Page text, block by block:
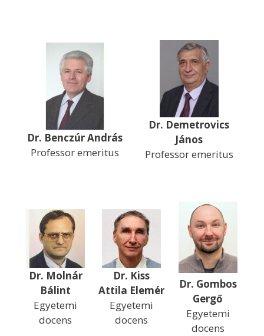
Dr. Benczúr András
Professor emeritus
Dr. Demetrovics
János
Professor emeritus
Dr. Molnár
Bálint
Egyetemi
docens
Dr. Kiss
Attila Elemér
Egyetemi
docens
Dr. Gombos
Gergő
Egyetemi
docens